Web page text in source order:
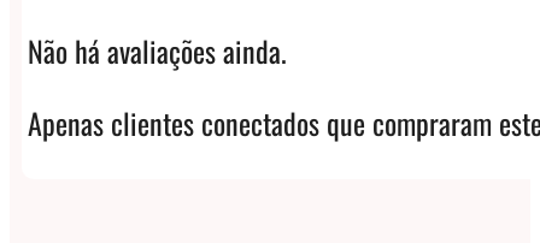
Não há avaliações ainda.
Apenas clientes conectados que compraram